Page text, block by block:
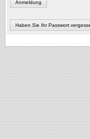
Anmeldung
Haben Sie Ihr Passwort